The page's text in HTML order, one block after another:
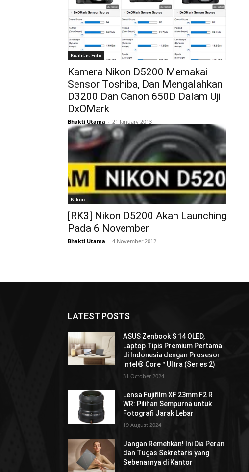
Kualitas Foto
Kamera Nikon D5200 Memakai
Sensor Toshiba, Dan Mengalahkan
D3200 Dan Canon 650D Dalam Uji
DxOMark
Bhakti Utama - 21 January 2013
Nikon
[RK3] Nikon D5200 Akan Launching
Pada 6 November
Bhakti Utama - 4 November 2012
LATEST POSTS
ASUS Zenbook S 14 OLED,
Laptop Tipis Premium Pertama
di Indonesia dengan Prosesor
Intel® Core™ Ultra (Series 2)
31 October 2024
Lensa Fujifilm XF 23mm F2 R
WR: Pilihan Sempurna untuk
Fotografi Jarak Lebar
19 August 2024
Jangan Remehkan! Ini Dia Peran
dan Tugas Sekretaris yang
Sebenarnya di Kantor